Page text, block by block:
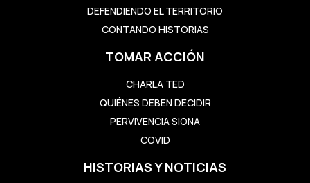
DEFENDIENDO EL TERRITORIO
CONTANDO HISTORIAS
TOMAR ACCIÓN
CHARLA TED
QUIÉNES DEBEN DECIDIR
PERVIVENCIA SIONA
COVID
HISTORIAS Y NOTICIAS